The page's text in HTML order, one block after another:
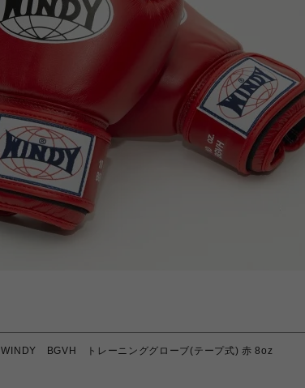
WINDY BGVH トレーニンググローブ(テープ式) 赤 8oz